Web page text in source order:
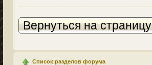
Вернуться на
Список разделов форума